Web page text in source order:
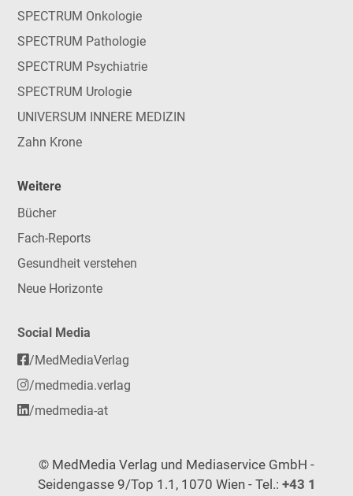
SPECTRUM Onkologie
SPECTRUM Pathologie
SPECTRUM Psychiatrie
SPECTRUM Urologie
UNIVERSUM INNERE MEDIZIN
Zahn Krone
Weitere
Bücher
Fach-Reports
Gesundheit verstehen
Neue Horizonte
Social Media
/MedMediaVerlag
/medmedia.verlag
/medmedia-at
© MedMedia Verlag und Mediaservice GmbH -
Seidengasse 9/Top 1.1, 1070 Wien - Tel.: +43 1